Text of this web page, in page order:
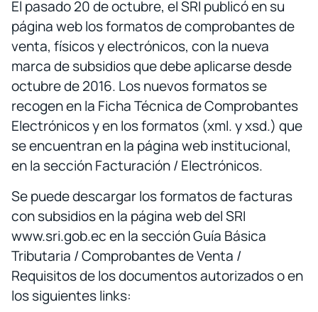
El pasado 20 de octubre, el SRI publicó en su
página web los formatos de comprobantes de
venta, físicos y electrónicos, con la nueva
marca de subsidios que debe aplicarse desde
octubre de 2016. Los nuevos formatos se
recogen en la Ficha Técnica de Comprobantes
Electrónicos y en los formatos (xml. y xsd.) que
se encuentran en la página web institucional,
en la sección Facturación / Electrónicos.
Se puede descargar los formatos de facturas
con subsidios en la página web del SRI
www.sri.gob.ec en la sección Guía Básica
Tributaria / Comprobantes de Venta /
Requisitos de los documentos autorizados o en
los siguientes links: